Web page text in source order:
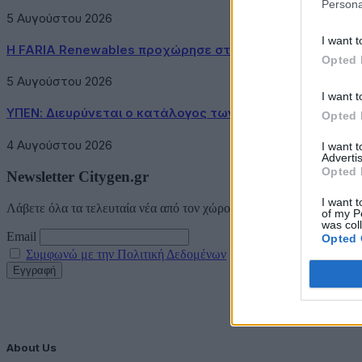
I want
Opted
I want
Opted
I want
Opted
I want
of my
was
Opted
5 Αυγούστου 2026
Η FARIA Renewables προχώρησε στην ηλεκτροδότηση
5 Αυγούστου 2026
ΥΠΕΝ: Διευρύνεται ο κατάλογος των Προστατευόμενων
4 Αυγούστου 2026
Newsletter Citygen.gr
Λάβετε όλα τα τελευταία νέα από τον χώρο της Πολιτικής
Email
Συμφωνώ με την Πολιτική Δεδομένων
About Us